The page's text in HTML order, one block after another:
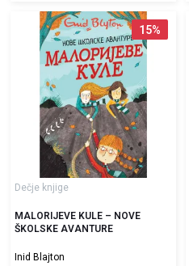
15%
Dečje knjige
MALORIJEVE KULE – NOVE
ŠKOLSKE AVANTURE
Inid Blajton